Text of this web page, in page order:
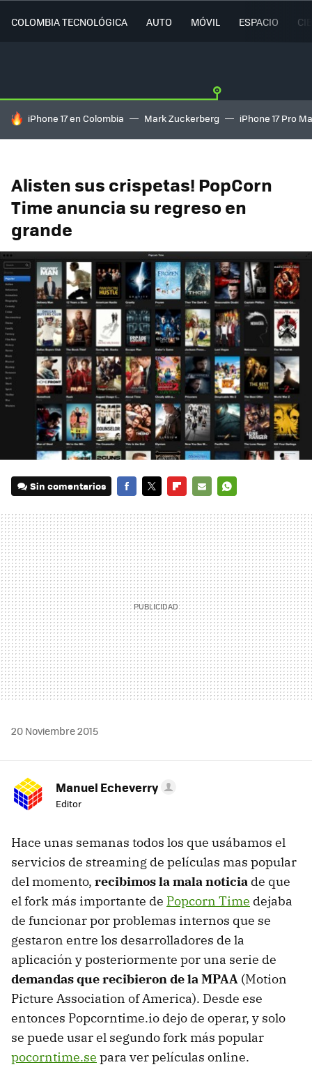
COLOMBIA TECNOLÓGICA AUTO MÓVIL ESPACIO
HOY SE HABLA DE
iPhone 17 en Colombia Mark Zuckerberg iPhone 17 Pro
Alisten sus crispetas! PopCorn
Time anuncia su regreso en
grande
Sin comentarios
MAIL
20 Noviembre 2015
Manuel Echeverry
Editor
Hace unas semanas todos los que usábamos el
servicios de streaming de películas mas popular
del momento, recibimos la mala noticia de que
el fork más importante de Popcorn Time dejaba
de funcionar por problemas internos que se
gestaron entre los desarrolladores de la
aplicación y posteriormente por una serie de
demandas que recibieron de la MPAA (Motion
Picture Association of America). Desde ese
entonces Popcorntime.io dejo de operar, y solo
se puede usar el segundo fork más popular
pocorntime.se para ver películas online.